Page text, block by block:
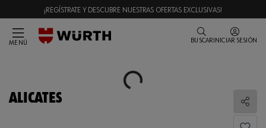
¡REGÍSTRATE Y DESCUBRE NUESTRAS OFERTAS EXCLUSIVAS!
MENÚ BUSCAR INICIAR SESIÓN
Loading...
ALICATES